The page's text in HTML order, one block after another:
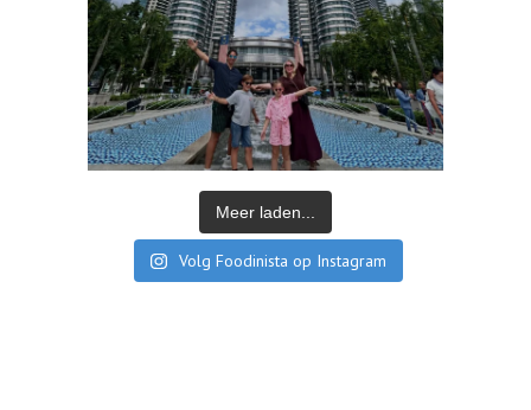
Meer laden...
Volg Foodinista op Instagram